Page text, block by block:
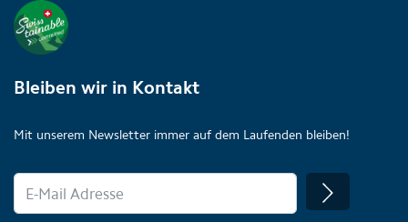
Bleiben wir in Kontakt
Mit unserem Newsletter immer auf dem Laufenden bleiben!